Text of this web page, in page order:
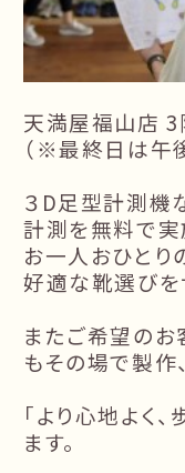
天満屋福山店 3
（※最終日は午
３D足型計測機
計測を無料で実
お一人おひとり
好適な靴選びを
またご希望のお
もその場で製作、
「より心地よく
ます。